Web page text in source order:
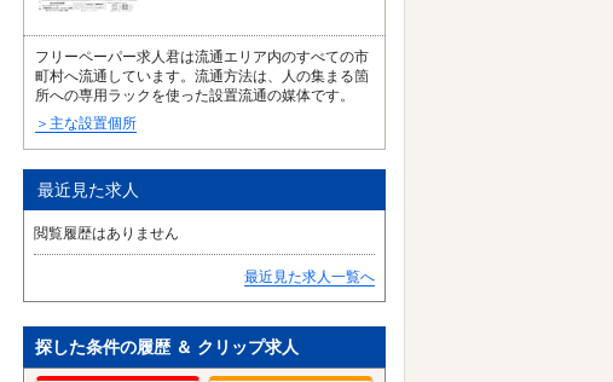
フリーペーパー求人君は流通エリア内のすべての市
町村へ流通しています。流通方法は、人の集まる箇
所への専用ラックを使った設置流通の媒体です。
＞主な設置個所
最近見た求人
閲覧履歴はありません
最近見た求人一覧へ
探した条件の履歴 ＆ クリップ求人